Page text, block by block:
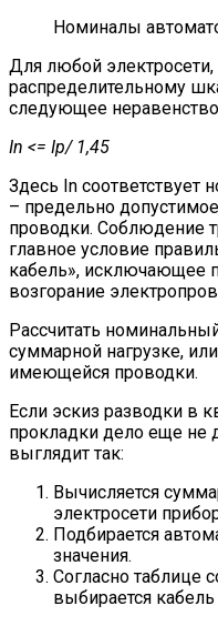
Номиналы
Для любой
распределительному
следующее
In <= Ip/ 1,45
Здесь In соответствует
– предельно
проводки. Соблюдение
главное условие
кабель», исключающее
возгорание
Рассчитать
суммарной нагрузке,
имеющейся проводки.
Если эскиз разводки в
прокладки дело еще не
выглядит так:
Вычисляется
электросети
Подбирается
значения.
Согласно таблице
выбирается